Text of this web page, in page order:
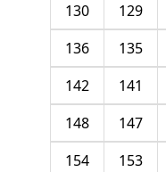
129
130
135
136
141
142
147
148
153
154